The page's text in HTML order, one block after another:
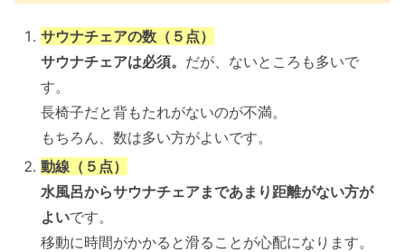
サウナチェアの数（５点）
サウナチェアは必須。 だが、ないところも多いで
す。
長椅子だと背もたれがないのが不満。
もちろん、数は多い方がよいです。
動線（５点）
水風呂からサウナチェアまであまり距離がない方が
よいです。
移動に時間がかかると滑ることが心配になります。